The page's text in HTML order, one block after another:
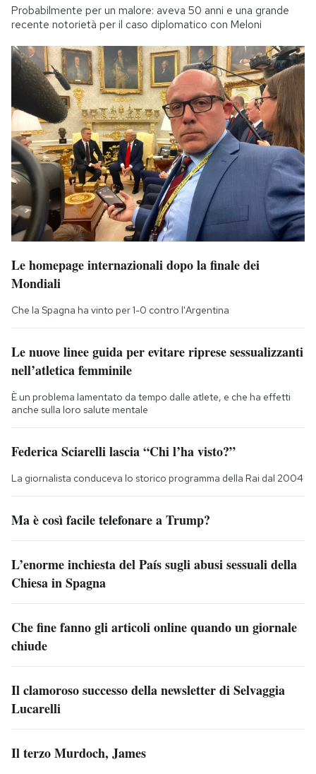
Probabilmente per un malore: aveva 50 anni e una grande
recente notorietà per il caso diplomatico con Meloni
Le homepage internazionali dopo la finale dei
Mondiali
Che la Spagna ha vinto per 1-0 contro l'Argentina
Le nuove linee guida per evitare riprese sessualizzanti
nell’atletica femminile
È un problema lamentato da tempo dalle atlete, e che ha effetti
anche sulla loro salute mentale
Federica Sciarelli lascia “Chi l’ha visto?”
La giornalista conduceva lo storico programma della Rai dal 2004
Ma è così facile telefonare a Trump?
L’enorme inchiesta del País sugli abusi sessuali della
Chiesa in Spagna
Che fine fanno gli articoli online quando un giornale
chiude
Il clamoroso successo della newsletter di Selvaggia
Lucarelli
Il terzo Murdoch, James